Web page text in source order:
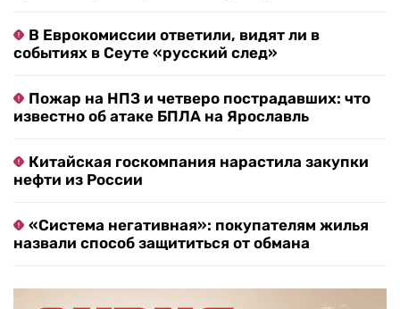
В Еврокомиссии ответили, видят ли в
событиях в Сеуте «русский след»
Пожар на НПЗ и четверо пострадавших: что
известно об атаке БПЛА на Ярославль
Китайская госкомпания нарастила закупки
нефти из России
«Система негативная»: покупателям жилья
назвали способ защититься от обмана